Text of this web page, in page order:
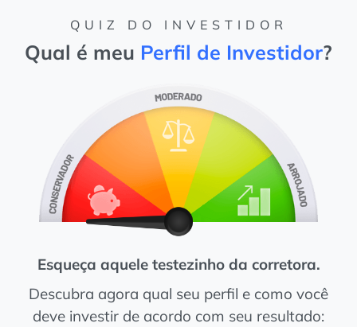
QUIZ DO INVESTIDOR
Qual é meu Perfil de Investidor?
Esqueça aquele testezinho da corretora.
Descubra agora qual seu perfil e como você
deve investir de acordo com seu resultado: